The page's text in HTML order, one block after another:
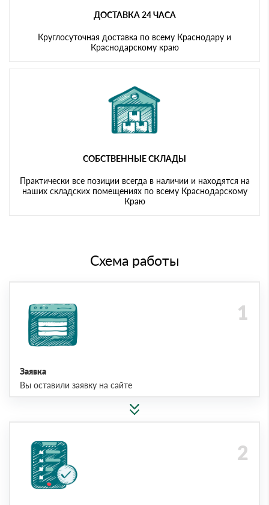
ДОСТАВКА 24 ЧАСА
Круглосуточная доставка по всему Краснодару и
Краснодарскому краю
СОБСТВЕННЫЕ СКЛАДЫ
Практически все позиции всегда в наличии и находятся на
наших складских помещениях по всему Краснодарскому
Краю
Схема работы
Заявка
Вы оставили заявку на сайте